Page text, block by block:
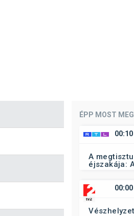
ÉPP MOST
00:10
A
éjszakája:
00:00
Vészhelyzet